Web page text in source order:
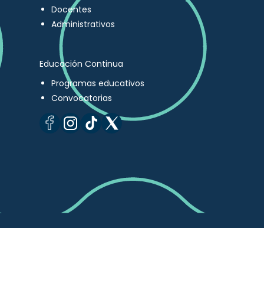
Docentes
Administrativos
Educación Continua
Programas educativos
Convocatorias